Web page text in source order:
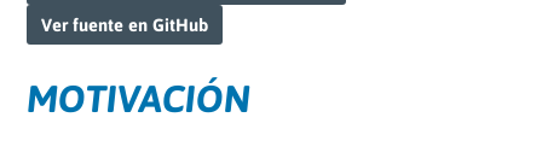
Ver fuente en GitHub
MOTIVACIÓN